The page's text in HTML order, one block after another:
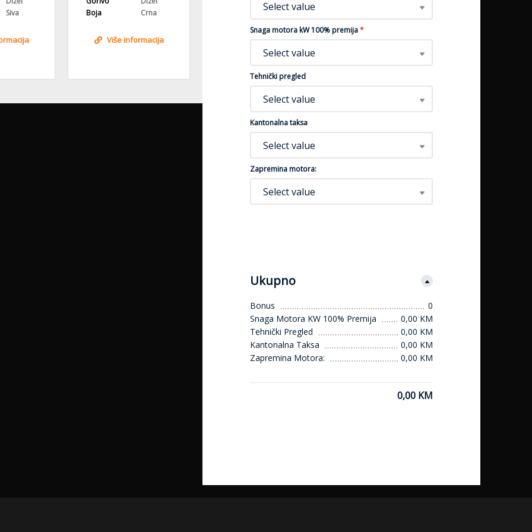
Siva
Boja
Crna
Više informacija
Plava
Više informacija
Siva
Više informacija
Select value
Snaga motora kW 100% premija*
Select value
Tehnički pregled
Select value
Kantonalna taksa
Select value
Zapremina motora:
Select value
Ukupno
Bonus
0
Snaga Motora KW 100% Premija
0,00 KM
Tehnički Pregled
0,00 KM
Kantonalna Taksa
0,00 KM
Zapremina Motora:
0,00 KM
0,00 KM